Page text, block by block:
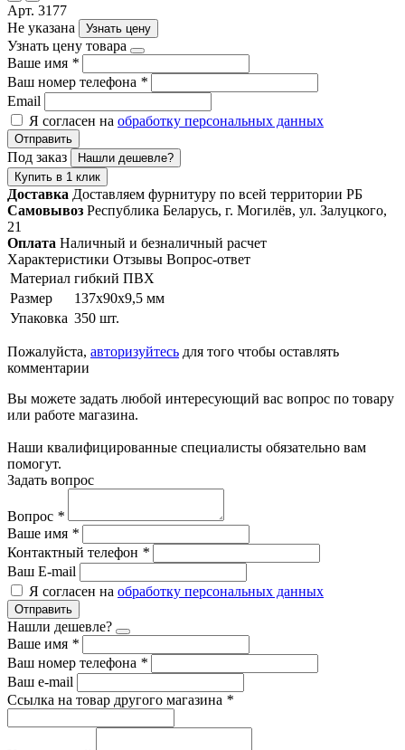
Арт. 3177
Не указана
Узнать цену
Узнать цену товара
Ваше имя *
Ваш номер телефона *
Email
Я согласен на обработку персональных данных
Отправить
Под заказ
Нашли дешевле?
Купить в 1 клик
Доставка Доставляем фурнитуру по всей территории РБ
Самовывоз Республика Беларусь, г. Могилёв, ул. Залуцкого,
21
Оплата Наличный и безналичный расчет
Характеристики Отзывы Вопрос-ответ
Материал гибкий ПВХ
Размер
137х90х9,5 мм
Упаковка 350 шт.
Пожалуйста, авторизуйтесь для того чтобы оставлять
комментарии
Вы можете задать любой интересующий вас вопрос по товару
или работе магазина.
Наши квалифицированные специалисты обязательно вам
помогут.
Задать вопрос
Вопрос *
Ваше имя *
Контактный телефон *
Ваш E-mail
Я согласен на обработку персональных данных
Отправить
Нашли дешевле?
Ваше имя *
Ваш номер телефона *
Ваш e-mail
Ссылка на товар другого магазина *